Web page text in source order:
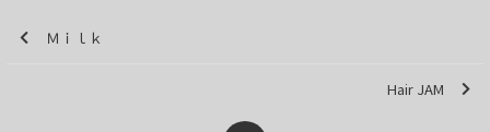
Ｍｉｌｋ
Hair JAM